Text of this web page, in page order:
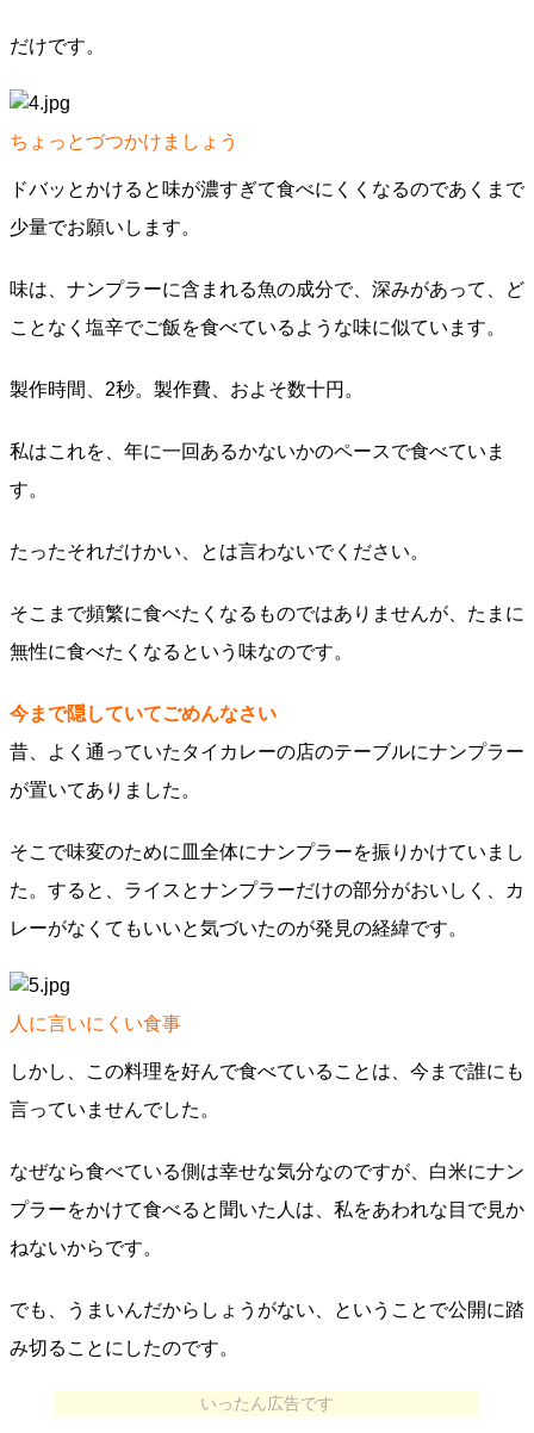
だけです。
ちょっとづつかけましょう
ドバッとかけると味が濃すぎて食べにくくなるのであくまで
少量でお願いします。
味は、ナンプラーに含まれる魚の成分で、深みがあって、ど
ことなく塩辛でご飯を食べているような味に似ています。
製作時間、2秒。製作費、およそ数十円。
私はこれを、年に一回あるかないかのペースで食べていま
す。
たったそれだけかい、とは言わないでください。
そこまで頻繁に食べたくなるものではありませんが、たまに
無性に食べたくなるという味なのです。
今まで隠していてごめんなさい
昔、よく通っていたタイカレーの店のテーブルにナンプラー
が置いてありました。
そこで味変のために皿全体にナンプラーを振りかけていまし
た。すると、ライスとナンプラーだけの部分がおいしく、カ
レーがなくてもいいと気づいたのが発見の経緯です。
人に言いにくい食事
しかし、この料理を好んで食べていることは、今まで誰にも
言っていませんでした。
なぜなら食べている側は幸せな気分なのですが、白米にナン
プラーをかけて食べると聞いた人は、私をあわれな目で見か
ねないからです。
でも、うまいんだからしょうがない、ということで公開に踏
み切ることにしたのです。
いったん広告です